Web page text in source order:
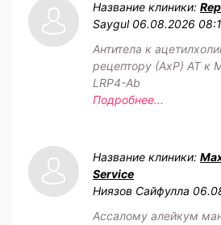
Название клиники:
Saygul 06.08.2026
Антитела к
рецептору (АхР) АТ к
LRP4-Ab
Подробнее...
Название клиники:
Service
Ниязов Сайфулла
Ассалому алейкум